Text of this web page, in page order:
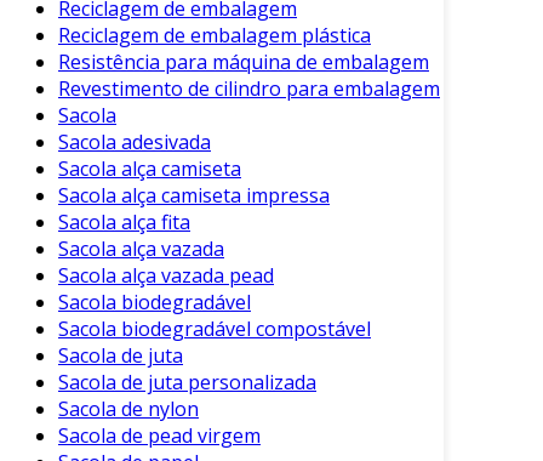
Reciclagem de embalagem
Reciclagem de embalagem plástica
Resistência para máquina de embalagem
Revestimento de cilindro para embalagem
Sacola
Sacola adesivada
Sacola alça camiseta
Sacola alça camiseta impressa
Sacola alça fita
Sacola alça vazada
Sacola alça vazada pead
Sacola biodegradável
Sacola biodegradável compostável
Sacola de juta
Sacola de juta personalizada
Sacola de nylon
Sacola de pead virgem